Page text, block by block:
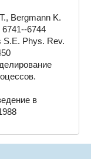
Bergmann K.
6741--6744
S.E. Phys. Rev.
в